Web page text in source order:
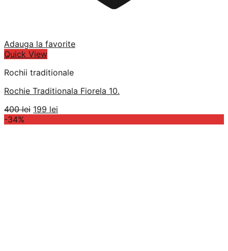
Adauga la favorite
Quick View
Rochii traditionale
Rochie Traditionala Fiorela 10.
400lei Prețul
199 lei
-34%